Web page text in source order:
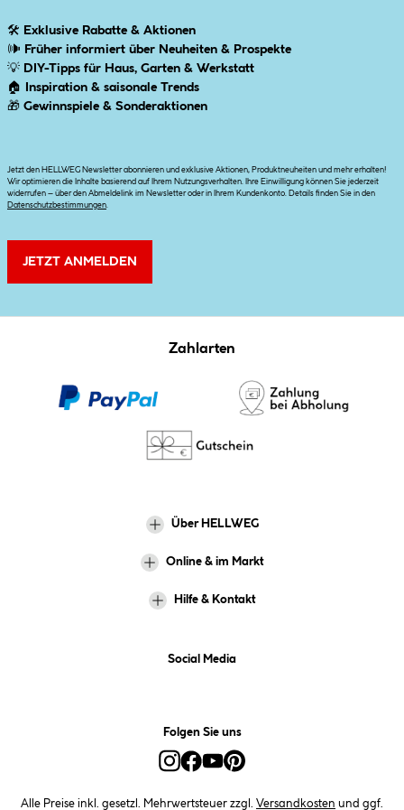
🛠 Exklusive Rabatte & Aktionen
🕪 Früher informiert über Neuheiten & Prospekte
💡 DIY-Tipps für Haus, Garten & Werkstatt
🏠
Inspiration & saisonale Trends
🎁 Gewinnspiele & Sonderaktionen
Jetzt den HELLWEG Newsletter abonnieren und exklusive Aktionen, Produktneuheiten und mehr erhalten!
Wir optimieren die Inhalte basierend auf Ihrem Nutzungsverhalten. Ihre Einwilligung können Sie jederzeit
widerrufen – über den Abmeldelink im Newsletter oder in Ihrem Kundenkonto. Details finden Sie in den
Datenschutzbestimmungen.
JETZT ANMELDEN
Zahlarten
Über HELLWEG
Online & im Markt
Hilfe & Kontakt
Social Media
Folgen Sie uns
Alle Preise inkl. gesetzl. Mehrwertsteuer zzgl. Versandkosten und ggf.